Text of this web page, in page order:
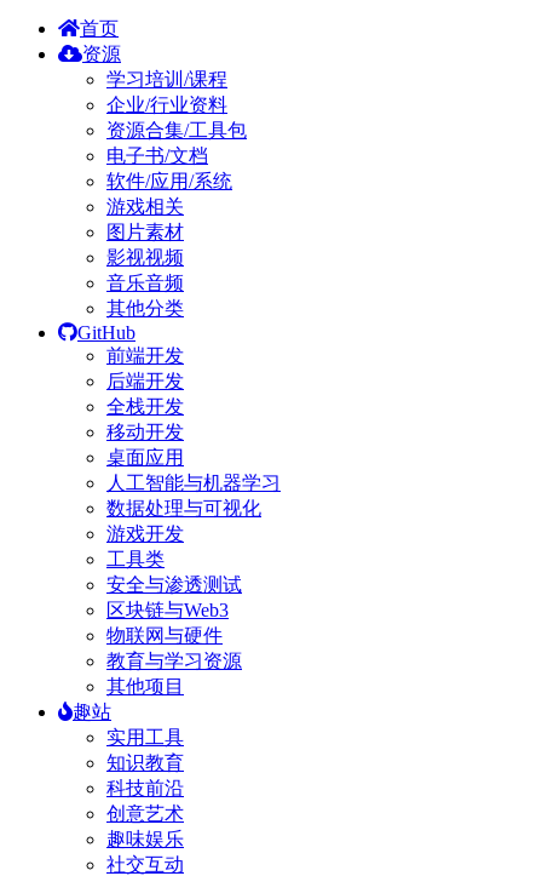
首页
资源
学习培训/课程
企业/行业资料
资源合集/工具包
电子书/文档
软件/应用/系统
游戏相关
图片素材
影视视频
音乐音频
其他分类
GitHub
前端开发
后端开发
全栈开发
移动开发
桌面应用
人工智能与机器学习
数据处理与可视化
游戏开发
工具类
安全与渗透测试
区块链与Web3
物联网与硬件
教育与学习资源
其他项目
趣站
实用工具
知识教育
科技前沿
创意艺术
趣味娱乐
社交互动